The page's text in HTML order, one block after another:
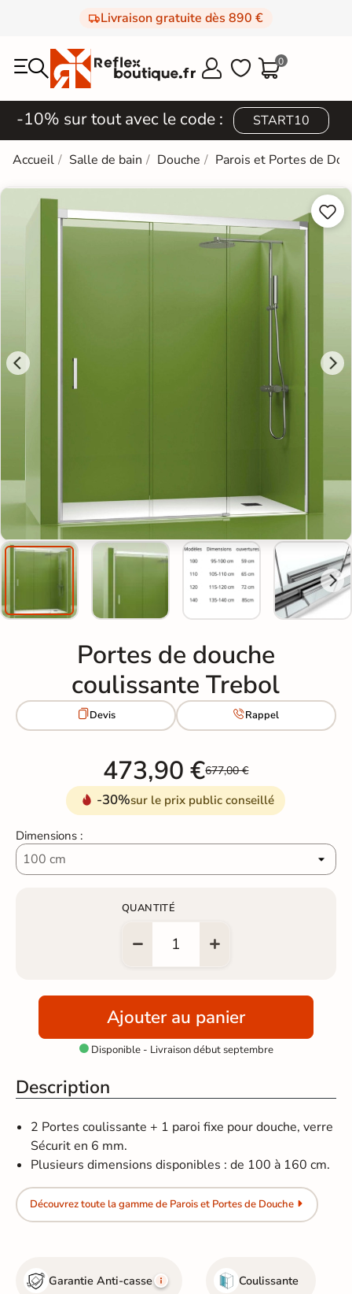
Livraison gratuite dès 890 €
  0
-10% sur tout avec le code : START10
Accueil Salle de bain Douche Parois et Portes de


Portes de douche
coulissante Trebol
Devis Rappel
473,90 €677,00 €
-30%sur le prix public conseillé
Dimensions :
QUANTITÉ
Ajouter au panier
Disponible - Livraison début septembre
Description
2 Portes coulissante + 1 paroi fixe pour douche, verre
Sécurit en 6 mm.
Plusieurs dimensions disponibles : de 100 à 160 cm.
Découvrez toute la gamme de Parois et Portes de Douche
Garantie Anti-casse Coulissante